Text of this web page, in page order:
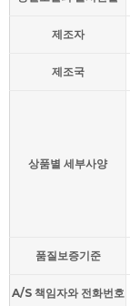
제조자
제조국
상품별 세부사양
품질보증기준
A/S 책임자와 전화번호